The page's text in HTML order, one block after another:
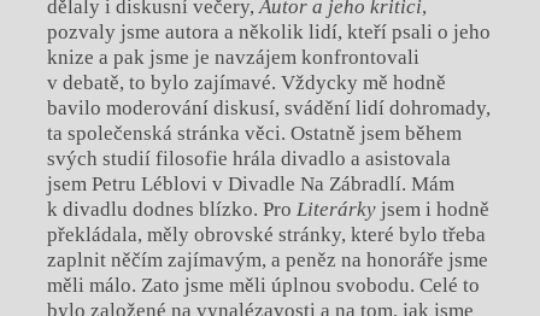
dělaly i diskusní večery, Autor a jeho kritici,
pozvaly jsme autora a několik lidí, kteří psali o jeho
knize a pak jsme je navzájem konfrontovali
v debatě, to bylo zajímavé. Vždycky mě hodně
bavilo moderování diskusí, svádění lidí dohromady,
ta společenská stránka věci. Ostatně jsem během
svých studií filosofie hrála divadlo a asistovala
jsem Petru Léblovi v Divadle Na Zábradlí. Mám
k divadlu dodnes blízko. Pro Literárkyjsem i hodně
překládala, měly obrovské stránky, které bylo třeba
zaplnit něčím zajímavým, a peněz na honoráře jsme
měli málo. Zato jsme měli úplnou svobodu. Celé to
bylo založené na vynalézavosti a na tom, jak jsme